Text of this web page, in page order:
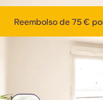
Localizações
Reembolso de 75 €